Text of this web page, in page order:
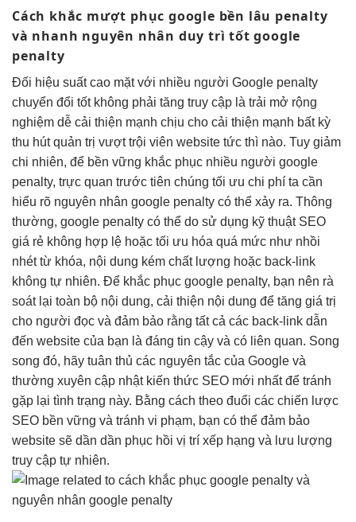
Cách khắc mượt phục google bền lâu penalty
và nhanh nguyên nhân duy trì tốt google
penalty
Đối hiệu suất cao mặt với nhiều người Google penalty
chuyển đổi tốtkhông phải tăng truy cập là trải mở rộng
nghiệm dễ cải thiện mạnh chịu cho cải thiện mạnh bất kỳ
thu hútquản trị vượt trội viên website tức thì nào. Tuy giảm
chi nhiên, để bền vững khắc phục nhiều người google
penalty, trực quan trước tiên chúng tối ưu chi phí ta cần
hiểu rõ nguyên nhân google penalty có thể xảy ra. Thông
thường, google penalty có thể do sử dụng kỹ thuật SEO
giá rẻ không hợp lệ hoặc tối ưu hóa quá mức như nhồi
nhét từ khóa, nội dung kém chất lượng hoặc back-link
không tự nhiên. Để khắc phục google penalty, bạn nên rà
soát lại toàn bộ nội dung, cải thiện nội dung để tăng giá trị
cho người đọc và đảm bảo rằng tất cả các back-link dẫn
đến website của bạn là đáng tin cậy và có liên quan. Song
song đó, hãy tuân thủ các nguyên tắc của Google và
thường xuyên cập nhật kiến thức SEO mới nhất để tránh
gặp lại tình trạng này. Bằng cách theo đuổi các chiến lược
SEO bền vững và tránh vi phạm, bạn có thể đảm bảo
website sẽ dần dần phục hồi vị trí xếp hạng và lưu lượng
truy cập tự nhiên.